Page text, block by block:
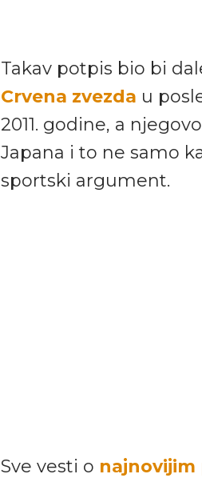
Takav potpis bio bi
Crvena zvezda u
2011. godine, a
Japana i to ne samo
sportski argument.
Sve vesti o najnovijim